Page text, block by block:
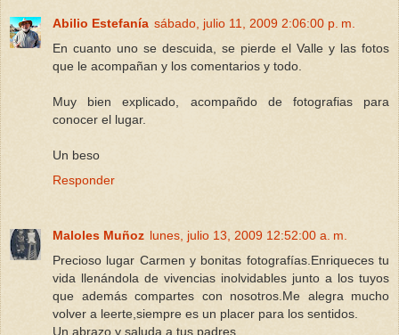
Abilio Estefanía sábado, julio 11, 2009 2:06:00 p. m.
En cuanto uno se descuida, se pierde el Valle y las fotos
que le acompañan y los comentarios y todo.
Muy bien explicado, acompañdo de fotografias para
conocer el lugar.
Un beso
Responder
Maloles Muñoz lunes, julio 13, 2009 12:52:00 a. m.
Precioso lugar Carmen y bonitas fotografías.Enriqueces tu
vida llenándola de vivencias inolvidables junto a los tuyos
que además compartes con nosotros.Me alegra mucho
volver a leerte,siempre es un placer para los sentidos.
Un abrazo,y saluda a tus padres.